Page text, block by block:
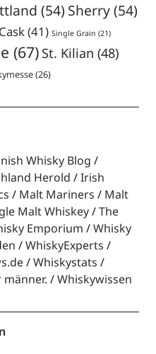
(54) Sherry(54)
(41) Single Grain (21)
(67) St. Kilian (48)
(26)
Whisky Blog
Herold
Irish
Malt Mariners
Malt
Malt Whiskey
The
Emporium
Whisky
WhiskyExperts
Whiskystats
Whiskywissen